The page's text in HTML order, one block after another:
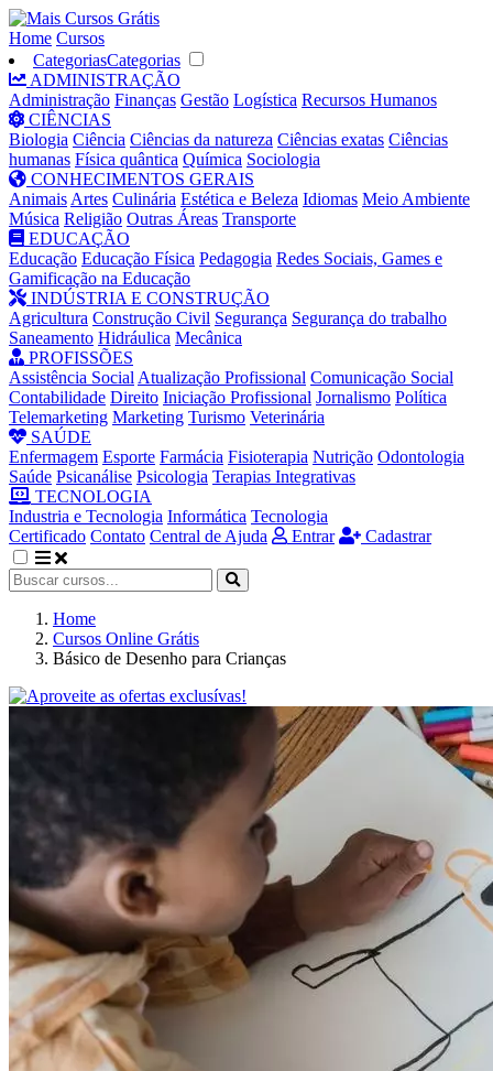
Home Cursos
CategoriasCategorias
ADMINISTRAÇÃO
Administração Finanças Gestão Logística Recursos Humanos
CIÊNCIAS
Biologia Ciência Ciências da natureza Ciências exatas Ciências
humanas Física quântica Química Sociologia
CONHECIMENTOS GERAIS
Animais Artes Culinária Estética e Beleza Idiomas Meio Ambiente
Música Religião Outras Áreas Transporte
EDUCAÇÃO
Educação Educação Física Pedagogia Redes Sociais, Games e
Gamificação na Educação
INDÚSTRIA E CONSTRUÇÃO
Agricultura Construção Civil Segurança Segurança do trabalho
Saneamento Hidráulica Mecânica
PROFISSÕES
Assistência Social Atualização Profissional Comunicação Social
Contabilidade Direito Iniciação Profissional Jornalismo Política
Telemarketing Marketing Turismo Veterinária
SAÚDE
Enfermagem Esporte Farmácia Fisioterapia Nutrição Odontologia
Saúde Psicanálise Psicologia Terapias Integrativas
TECNOLOGIA
Industria e Tecnologia Informática Tecnologia
Certificado Contato Central de Ajuda Entrar Cadastrar
Home
Cursos Online Grátis
Básico de Desenho para Crianças